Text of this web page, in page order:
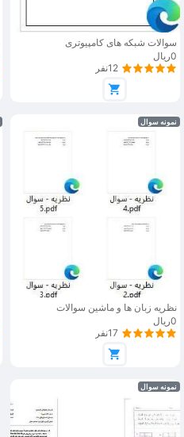
سوالات شبکه های کامپیوتری
0ریال
12نفر
نمونه سوال
نظریه زبان ها و ماشین سوالات
0ریال
17نفر
نمونه سوال